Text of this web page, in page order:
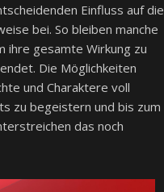
Einfluss auf die
bei. So bleiben manche
ihre gesamte Wirkung zu
Die Möglichkeiten
und Charaktere voll
zu begeistern und bis zum
das noch